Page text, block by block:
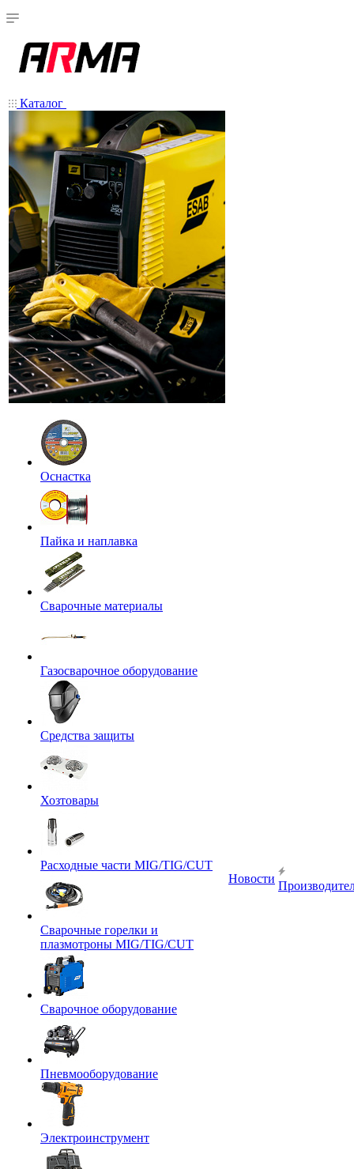
Каталог
Оснастка
Пайка и наплавка
Сварочные материалы
Газосварочное оборудование
Средства защиты
Хозтовары
Расходные части MIG/TIG/CUT
Сварочные горелки и
плазмотроны MIG/TIG/CUT
Сварочное оборудование
Пневмооборудование
Электроинструмент
Новости